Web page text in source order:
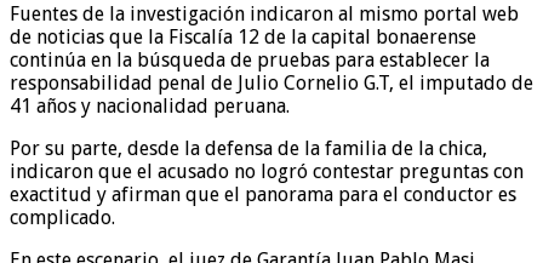
Fuentes de la investigación indicaron al mismo portal web
de noticias que la Fiscalía 12 de la capital bonaerense
continúa en la búsqueda de pruebas para establecer la
responsabilidad penal de Julio Cornelio G.T, el imputado de
41 años y nacionalidad peruana.
Por su parte, desde la defensa de la familia de la chica,
indicaron que el acusado no logró contestar preguntas con
exactitud y afirman que el panorama para el conductor es
complicado.